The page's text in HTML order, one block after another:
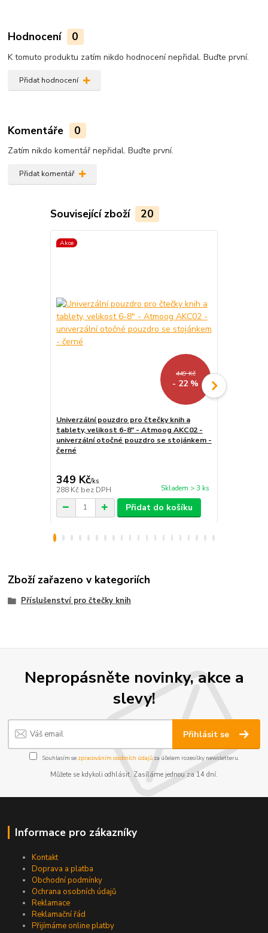
Hodnocení 0
K tomuto produktu zatím nikdo hodnocení nepřidal. Buďte první.
Přidat hodnocení
Komentáře 0
Zatím nikdo komentář nepřidal. Buďte první.
Přidat komentář
Související zboží 20
Akce
449 Kč
- 22 %
Univerzální pouzdro pro čtečky knih a
tablety, velikost 6-8" - Atmoog AKC02 -
univerzální otočné pouzdro se stojánkem -
černé
349 Kč/ks
288 Kč bez DPH Skladem > 3 ks
Přidat do košíku
Zboží zařazeno v kategoriích
Příslušenství pro čtečky knih
Nepropásněte novinky, akce a
slevy!
Přihlásit se
Souhlasím se zpracováním osobních údajůza účelem rozesílky newsletteru.
Můžete se kdykoli odhlásit. Zasíláme jednou za 14 dní.
Informace pro zákazníky
Kontakt
Doprava a platba
Obchodní podmínky
Ochrana osobních údajů
Reklamace
Reklamační řád
Přijímáme online platby